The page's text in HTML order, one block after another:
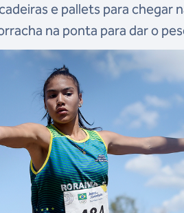
e pallets para chegar
na ponta para dar o